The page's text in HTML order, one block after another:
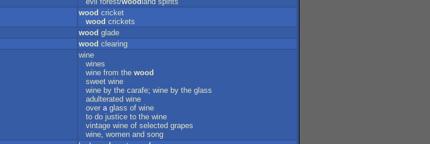
wood cricket
wood crickets
wood glade
wood clearing
wine
wines
wine from the wood
sweet wine
wine by the carafe; wine by the glass
adulterated wine
over a glass of wine
to do justice to the wine
vintage wine of selected grapes
wine, women and song